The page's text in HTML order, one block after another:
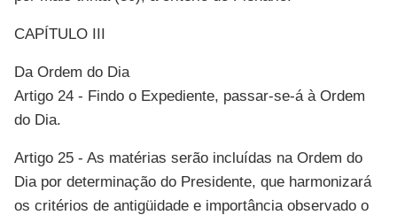
CAPÍTULO III
Da Ordem do Dia
Artigo 24 - Findo o Expediente, passar-se-á à Ordem
do Dia.
Artigo 25 - As matérias serão incluídas na Ordem do
Dia por determinação do Presidente, que harmonizará
os critérios de antigüidade e importância observado o